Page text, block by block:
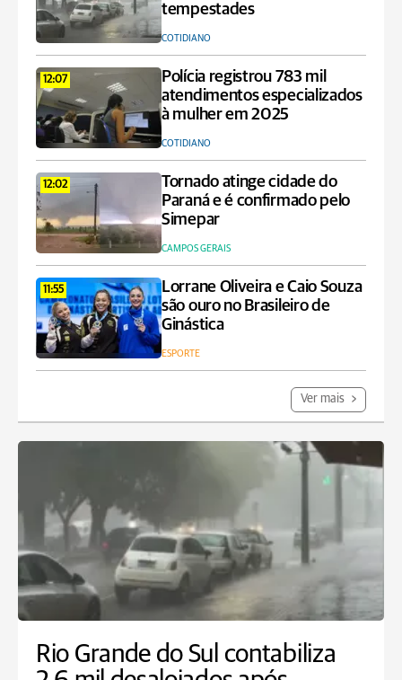
tempestades
COTIDIANO
12:07
Polícia registrou 783 mil
atendimentos especializados
à mulher em 2025
COTIDIANO
12:02
Tornado atinge cidade do
Paraná e é confirmado pelo
Simepar
CAMPOS GERAIS
11:55
Lorrane Oliveira e Caio Souza
são ouro no Brasileiro de
Ginástica
ESPORTE
Ver mais
Rio Grande do Sul contabiliza